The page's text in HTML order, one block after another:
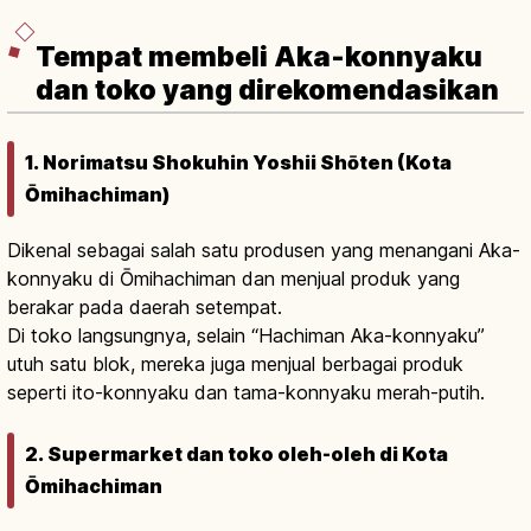
Tempat membeli Aka-konnyaku
dan toko yang direkomendasikan
1. Norimatsu Shokuhin Yoshii Shōten (Kota
Ōmihachiman)
Dikenal sebagai salah satu produsen yang menangani Aka-
konnyaku di Ōmihachiman dan menjual produk yang
berakar pada daerah setempat.
Di toko langsungnya, selain “Hachiman Aka-konnyaku”
utuh satu blok, mereka juga menjual berbagai produk
seperti ito-konnyaku dan tama-konnyaku merah-putih.
2. Supermarket dan toko oleh-oleh di Kota
Ōmihachiman